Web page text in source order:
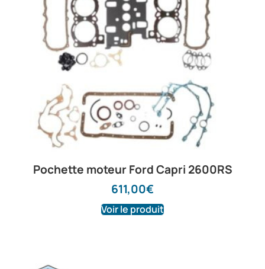
Pochette moteur Ford Capri 2600RS
611,00€
Voir le produit